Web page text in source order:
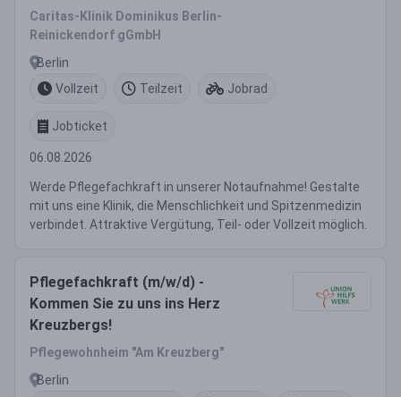
Caritas-Klinik Dominikus Berlin-
Reinickendorf gGmbH
Berlin
Vollzeit
Teilzeit Jobrad
Jobticket
06.08.2026
Werde Pflegefachkraft in unserer Notaufnahme! Gestalte
mit uns eine Klinik, die Menschlichkeit und Spitzenmedizin
verbindet. Attraktive Vergütung, Teil- oder Vollzeit möglich.
Pflegefachkraft (m/w/d) -
Kommen Sie zu uns ins Herz
Kreuzbergs!
Pflegewohnheim "Am Kreuzberg"
Berlin